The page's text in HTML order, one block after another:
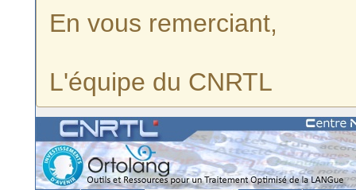
En vous remerciant,
L'équipe du CNRTL